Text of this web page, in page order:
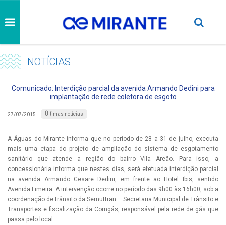
NOTÍCIAS
Comunicado: Interdição parcial da avenida Armando Dedini para
implantação de rede coletora de esgoto
27/07/2015 Últimas notícias
A Águas do Mirante informa que no período de 28 a 31 de julho, executa
mais uma etapa do projeto de ampliação do sistema de esgotamento
sanitário que atende a região do bairro Vila Areão. Para isso, a
concessionária informa que nestes dias, será efetuada interdição parcial
na avenida Armando Cesare Dedini, em frente ao Hotel Ibis, sentido
Avenida Limeira. A intervenção ocorre no período das 9h00 às 16h00, sob a
coordenação de trânsito da Semuttran – Secretaria Municipal de Trânsito e
Transportes e fiscalização da Comgás, responsável pela rede de gás que
passa pelo local.